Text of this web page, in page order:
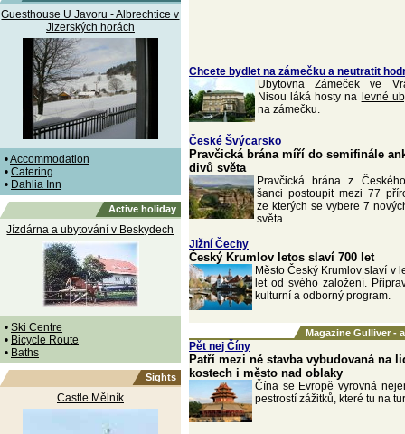
Guesthouse U Javoru - Albrechtice v
Jizerských horách
•Accommodation
• Catering
• Dahlia Inn
Active holiday
Jízdárna a ubytování v Beskydech
• Ski Centre
• Bicycle Route
• Baths
Sights
Castle Mělník
Chcete bydlet na zámečku a neutratit
Ubytovna Zámeček ve
Nisou láká hosty na levné
na zámečku.
České Švýcarsko
Pravčická brána míří do semifinále
divů světa
Pravčická brána z
šanci postoupit mezi 77
ze kterých se vybere 7
světa.
Jižní Čechy
Český Krumlov letos slaví 700 let
Město Český Krumlov slaví v
let od svého založení.
kulturní a odborný program.
Magazine Gulliver -
Pět nej Číny
Patří mezi ně stavba vybudovaná na
kostech i město nad oblaky
Čína se Evropě vyrovná
pestrostí zážitků, které tu na